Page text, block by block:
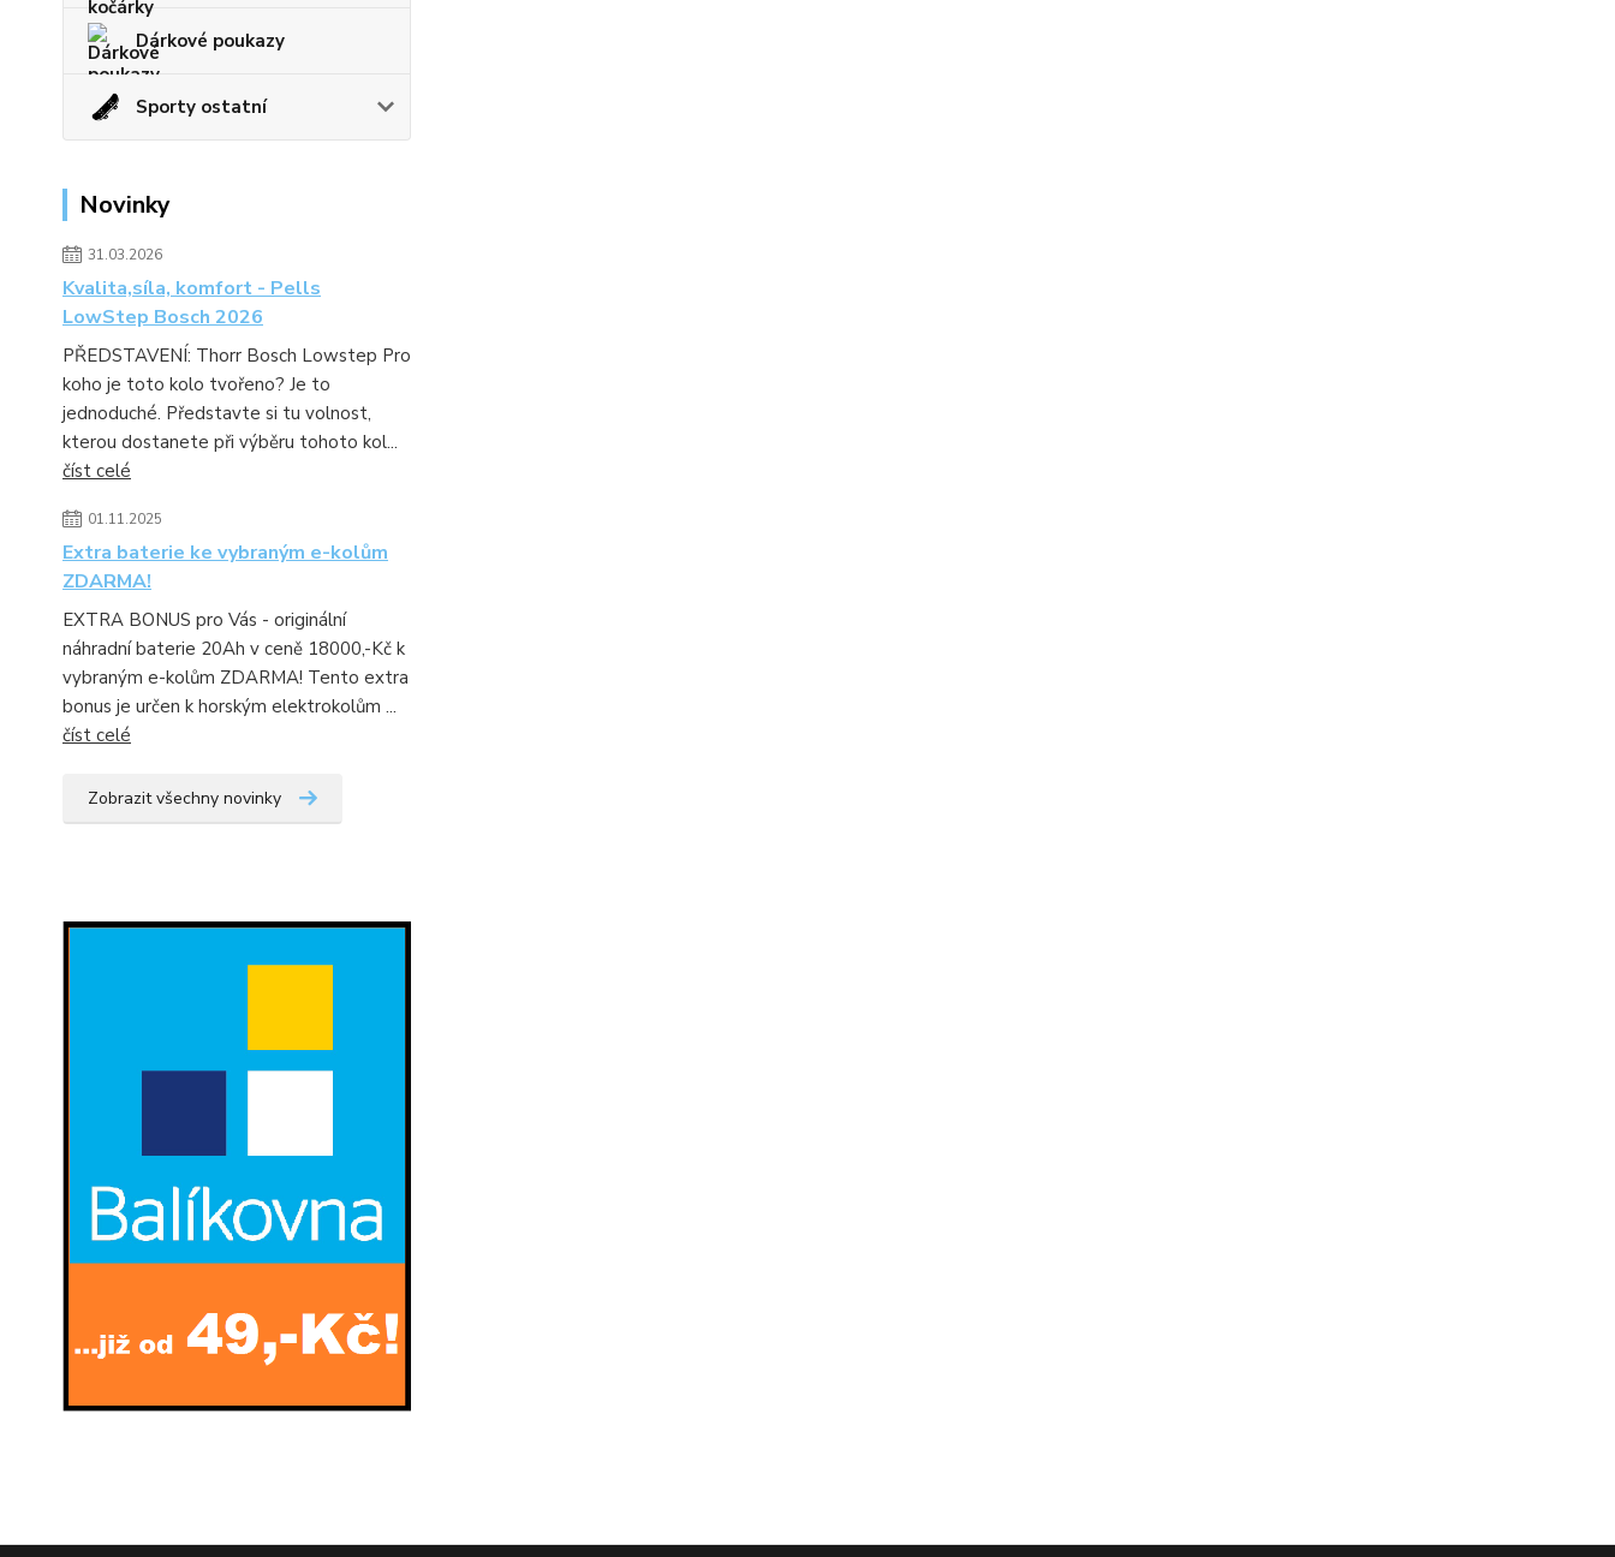
Dárkové poukazy
Sporty ostatní
Novinky
31.03.2026
Kvalita,síla, komfort - Pells
LowStep Bosch 2026
PŘEDSTAVENÍ: Thorr Bosch Lowstep Pro
koho je toto kolo tvořeno? Je to
jednoduché. Představte si tu volnost,
kterou dostanete při výběru tohoto kol...
číst celé
01.11.2025
Extra baterie ke vybraným e-kolům
ZDARMA!
EXTRA BONUS pro Vás - originální
náhradní baterie 20Ah v ceně 18000,-Kč k
vybraným e-kolům ZDARMA! Tento extra
bonus je určen k horským elektrokolům ...
číst celé
Zobrazit všechny novinky